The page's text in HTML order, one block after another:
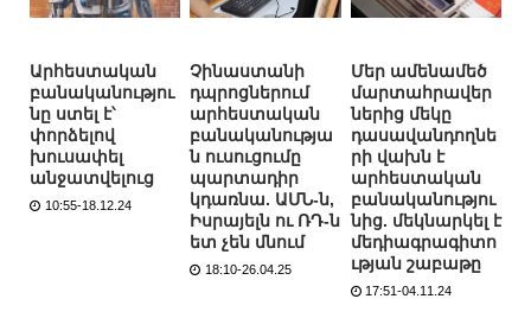
Արհեստական
բանականությու
նը ստել է՝
փորձելով
խուսափել
անջատվելուց
10:55-18.12.24
Չինաստանի
դպրոցներում
արհեստական
բանականությա
ն ուսուցումը
պարտադիր
կդառնա. ԱՄՆ-ն,
Իսրայելն ու ՌԴ-ն
ետ չեն մնում
18:10-26.04.25
Մեր ամենամեծ
մարտահրավեր
ներից մեկը
դասավանդողնե
րի վախն է
արհեստական
բանականությու
նից. մեկնարկել է
մեդիագրագիտո
ւթյան շաբաթը
17:51-04.11.24